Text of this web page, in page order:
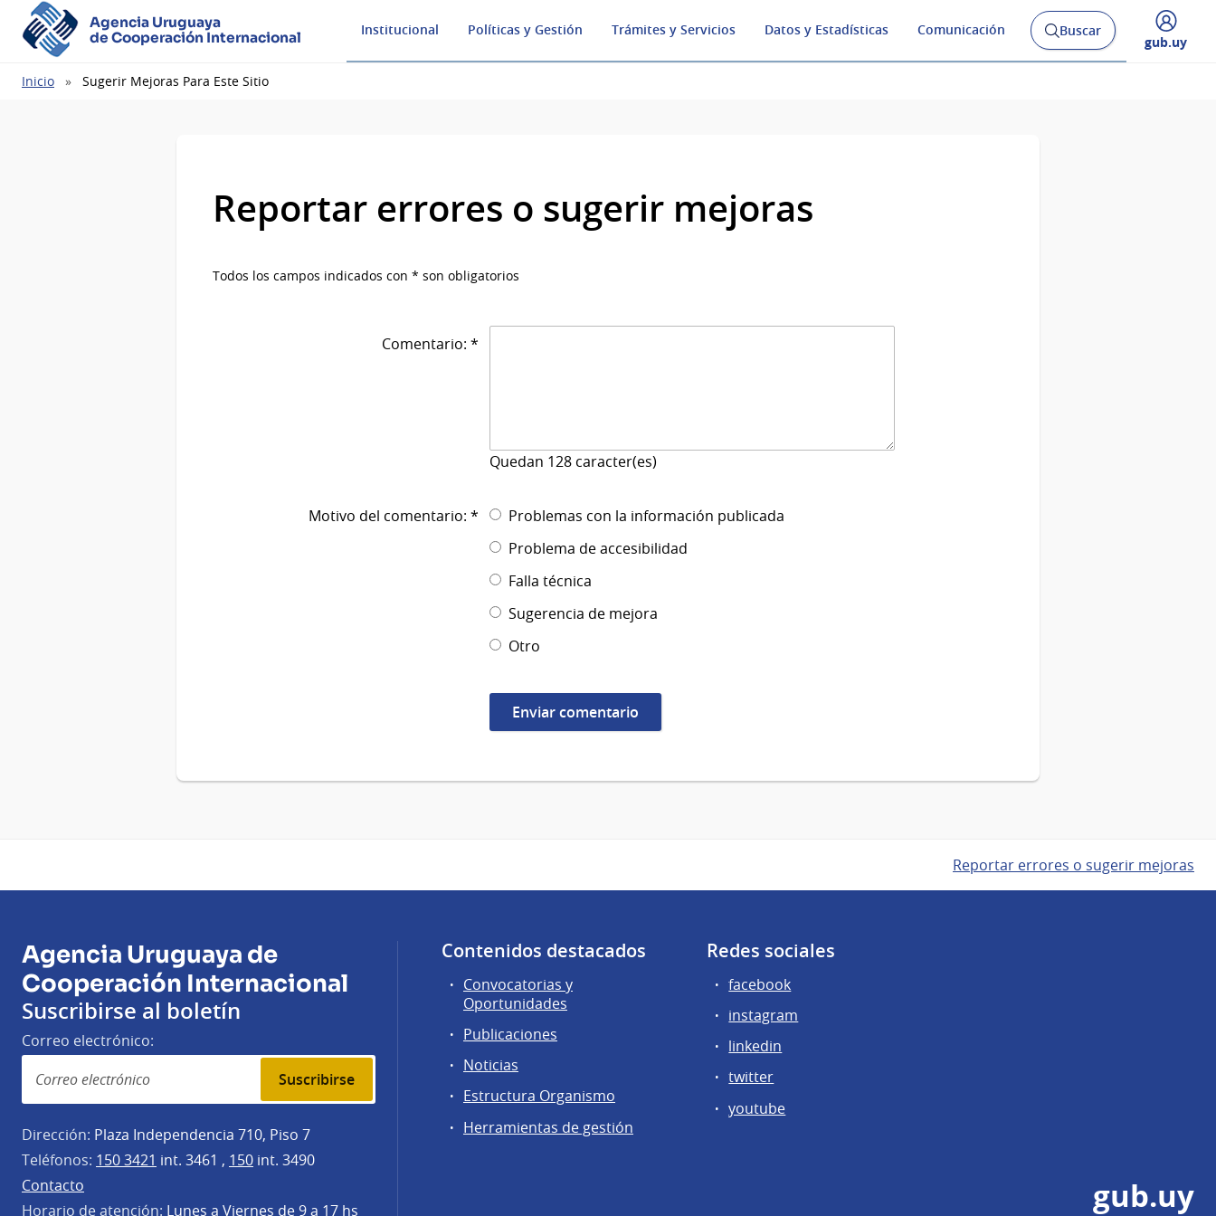
Agencia Uruguaya
de Cooperación Internacional
Institucional Políticas y Gestión Trámites y Servicios Datos y Estadísticas Comunicación
Abrir
buscador
Buscar
Desplegar
gub.uy
Ruta
Inicio Sugerir Mejoras Para Este Sitio
Reportar errores o sugerir mejoras
Todos los campos indicados con * son obligatorios
Comentario: *
Quedan 128 caracter(es)
Motivo del comentario: *
Problemas con la información publicada
Problema de accesibilidad
Falla técnica
Sugerencia de mejora
Otro
Reportar errores o sugerir mejoras
Agencia Uruguaya de
Cooperación Internacional
Suscribirse al boletín
Correo electrónico:
Suscribirse
Dirección: Plaza Independencia 710, Piso 7
Teléfonos: 150 3421 int. 3461 , 150 int. 3490
Contacto
Horario de atención: Lunes a Viernes de 9 a 17 hs
Contenidos destacados
Convocatorias y
Oportunidades
Publicaciones
Noticias
Estructura Organismo
Herramientas de gestión
Redes sociales
facebook
instagram
linkedin
twitter
youtube
gub.uy